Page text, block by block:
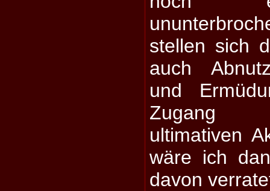
stellen sich
auch
und
Zugang
ultimativen
wäre ich
davon